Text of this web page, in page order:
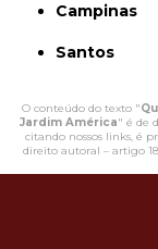
Campinas
Santos
O conteúdo do texto "
Jardim América" é de
citando nossos links, é
direito autoral – artigo